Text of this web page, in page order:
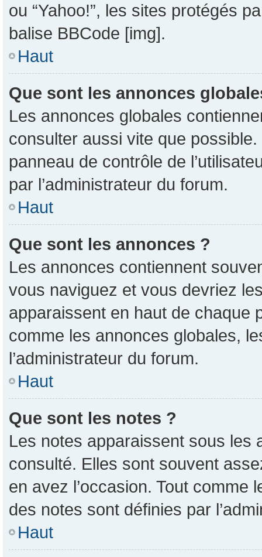
ou “Yahoo!”, les sites protégés
balise BBCode [img].
Haut
Que sont les annonces
Les annonces globales
consulter aussi vite que
panneau de contrôle de
par l’administrateur du forum.
Haut
Que sont les annonces ?
Les annonces contiennent
vous naviguez et vous devriez
apparaissent en haut de chaque
comme les annonces globales,
l’administrateur du forum.
Haut
Que sont les notes ?
Les notes apparaissent sous les
consulté. Elles sont souvent
en avez l’occasion. Tout
des notes sont définies par
Haut